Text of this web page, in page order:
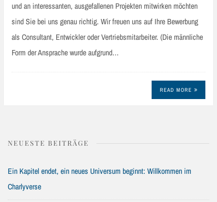
und an interessanten, ausgefallenen Projekten mitwirken möchten
sind Sie bei uns genau richtig. Wir freuen uns auf Ihre Bewerbung
als Consultant, Entwickler oder Vertriebsmitarbeiter. (Die männliche
Form der Ansprache wurde aufgrund…
READ MORE
NEUESTE BEITRÄGE
Ein Kapitel endet, ein neues Universum beginnt: Willkommen im
Charlyverse